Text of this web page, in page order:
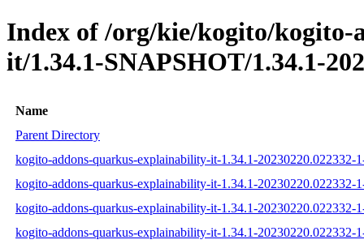
Index of /org/kie/kogito/
it/1.34.1-SNAPSHOT/1.34.1-
Name
Parent Directory
kogito-addons-quarkus-explainability-it-1.34.1-20230220.022332-
kogito-addons-quarkus-explainability-it-1.34.1-20230220.022332-
kogito-addons-quarkus-explainability-it-1.34.1-20230220.022332-
kogito-addons-quarkus-explainability-it-1.34.1-20230220.022332-